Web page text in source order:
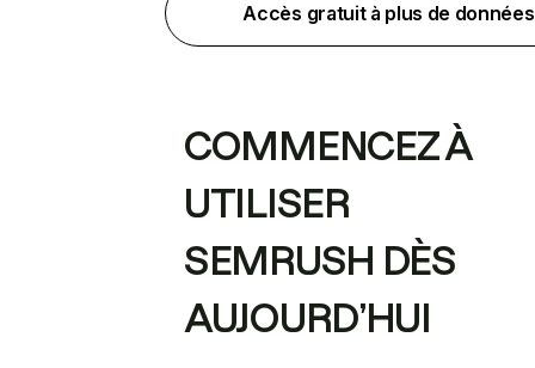
Accès gratuit à plus de données
COMMENCEZ À
UTILISER
SEMRUSH DÈS
AUJOURD’HUI